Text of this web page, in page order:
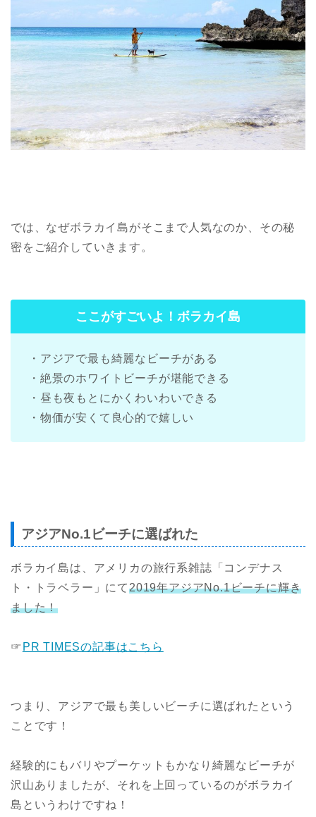
では、なぜボラカイ島がそこまで人気なのか、その秘
密をご紹介していきます。
ここがすごいよ！ボラカイ島
・アジアで最も綺麗なビーチがある
・絶景のホワイトビーチが堪能できる
・昼も夜もとにかくわいわいできる
・物価が安くて良心的で嬉しい
アジアNo.1ビーチに選ばれた
ボラカイ島は、アメリカの旅行系雑誌「コンデナス
ト・トラベラー」にて2019年アジアNo.1ビーチに輝き
ました！
☞ PR TIMESの記事はこちら
つまり、 アジアで最も美しいビーチに選ばれた という
ことです！
経験的にもバリやプーケットもかなり綺麗なビーチが
沢山ありましたが、それを上回っているのがボラカイ
島というわけですね！